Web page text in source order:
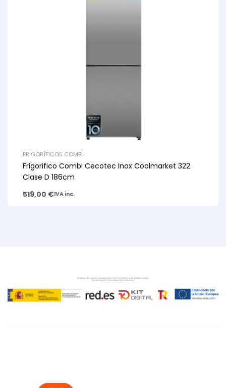
FRIGORÍFICOS COMBI
Frigorifico Combi Cecotec Inox Coolmarket 322
Clase D 186cm
519,00 €IVA inc.